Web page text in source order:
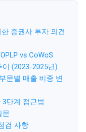
증권사 투자 의견
vs CoWoS
(2023-2025년)
문별 매출 비중 변
단계 접근법
문
검 사항